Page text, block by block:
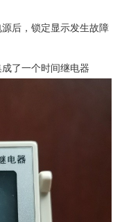
后，锁定显示发生故障
了一个时间继电器